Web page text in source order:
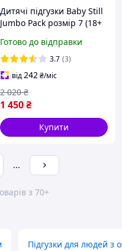
Дитячі підгузки Baby Still
Jumbo Pack розмір 7 (18+
новонароджених
одноразові
Готово до відправки
3.7 (3)
від242₴/міс
1 450₴
2 020 ₴
Купити
...
з 70+
Підгузки для людей з